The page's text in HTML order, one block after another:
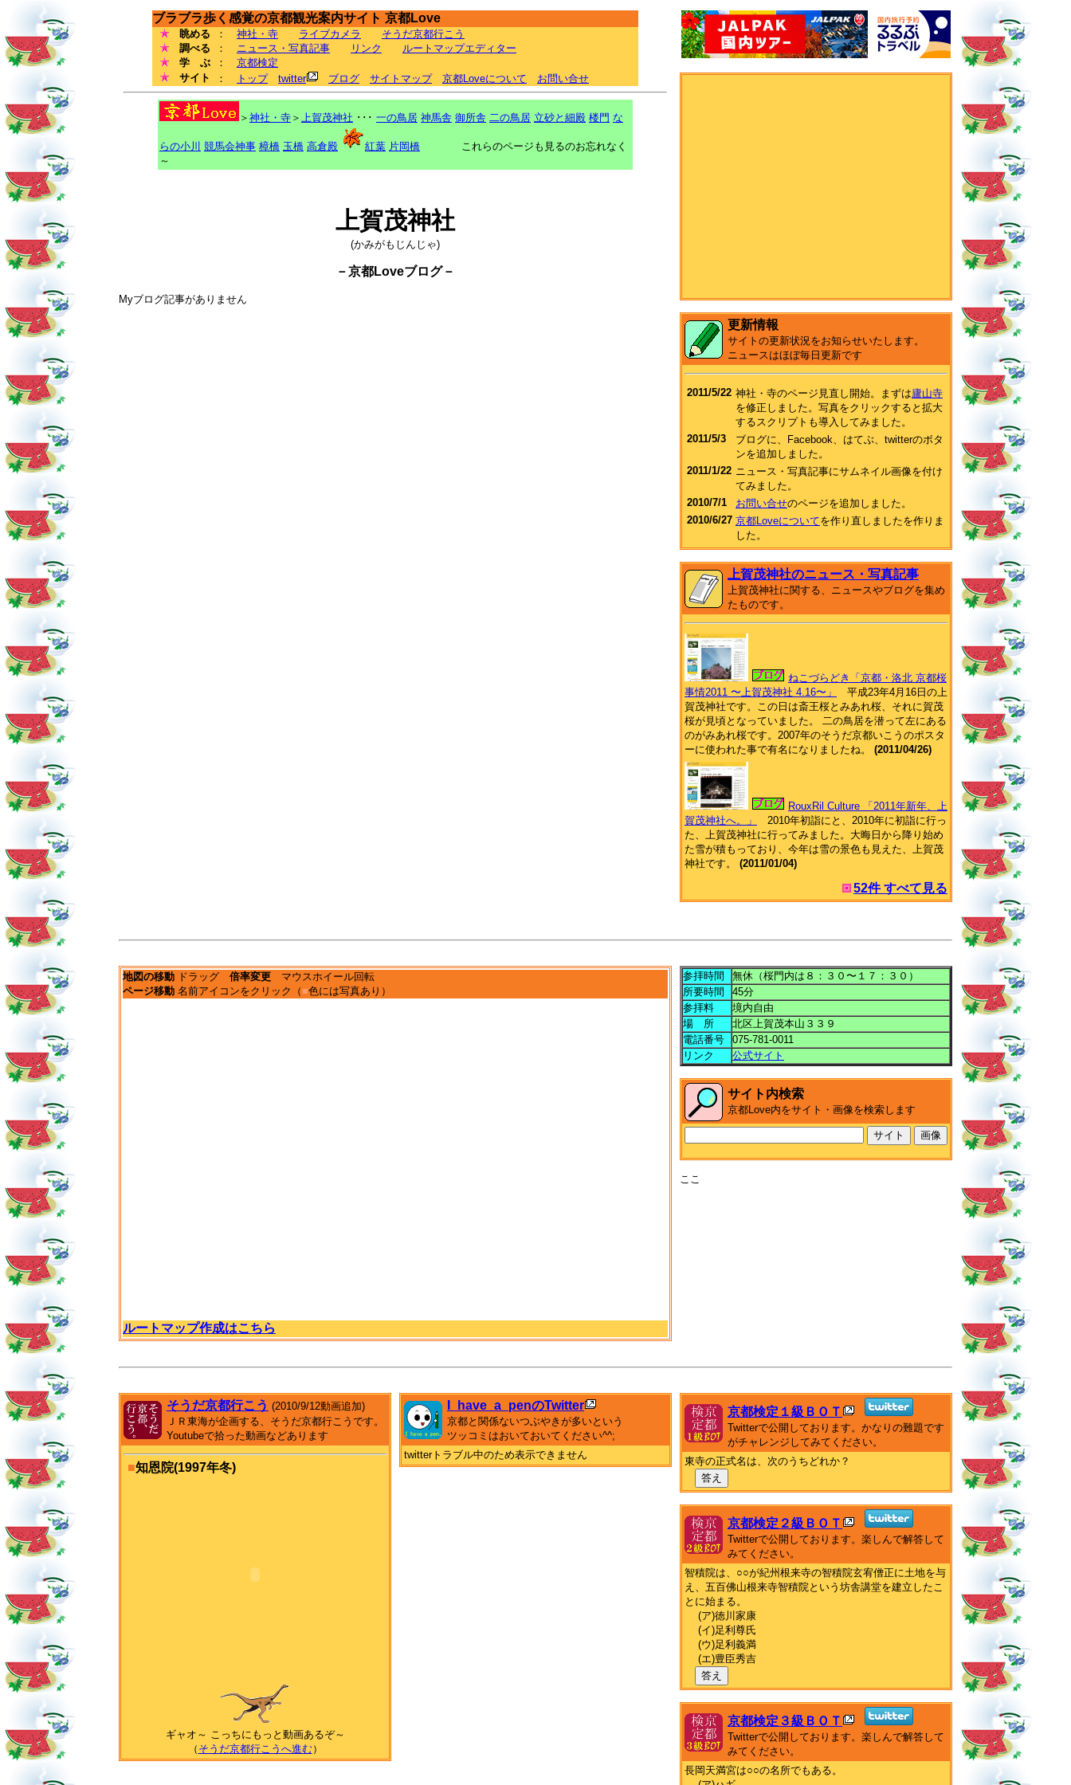
ブラブラ歩く感覚の京都観光案内サイト 京都Love
眺める ： 神社・寺 ライブカメラ
そうだ京都行こう
調べる
： ニュース・写真記事 リンク
ルートマップエディター
学 ぶ
： 京都検定
サイト
： トップ twitter ブログ サイトマップ 京都Loveについて お問い合せ
＞ 神社・寺 ＞ 上賀茂神社 ･･･ 一の鳥居 神馬舎 御所舎 二の鳥居 立砂と細殿 楼門 な
らの小川 競馬会神事 樟橋 玉橋 高倉殿 紅葉 片岡橋
これらのページも見るのお忘れなく
～
上賀茂神社
(かみがもじんじゃ)
－京都Loveブログ－
Myブログ記事がありません
更新情報
サイトの更新状況をお知らせいたします。
ニュースはほぼ毎日更新です
2011/5/22 神社・寺のページ見直し開始。まずは廬山寺
を修正しました。写真をクリックすると拡大
するスクリプトも導入してみました。
2011/5/3
ブログに、Facebook、はてぶ、twitterのボタ
ンを追加しました。
2011/1/22 ニュース・写真記事にサムネイル画像を付け
てみました。
2010/7/1
お問い合せのページを追加しました。
2010/6/27 京都Loveについてを作り直しましたを作りま
した。
上賀茂神社のニュース・写真記事
上賀茂神社に関する、ニュースやブログを集め
たものです。
ねこづらどき「京都・洛北 京都桜
事情2011 〜上賀茂神社 4.16〜」
平成23年4月16日の上
賀茂神社です。この日は斎王桜とみあれ桜、それに賀茂
桜が見頃となっていました。 二の鳥居を潜って左にある
のがみあれ桜です。2007年のそうだ京都いこうのポスタ
ーに使われた事で有名になりましたね。 (2011/04/26)
RouxRil Culture 「2011年新年、上
賀茂神社へ。」
2010年初詣にと、2010年に初詣に行っ
た、上賀茂神社に行ってみました。大晦日から降り始め
た雪が積もっており、今年は雪の景色も見えた、上賀茂
神社です。 (2011/01/04)
52件 すべて見る
地図の移動 ドラッグ 倍率変更 マウスホイール回転
ページ移動 名前アイコンをクリック（ ■色には写真あり）
ルートマップ作成はこちら
参拝時間
無休（桜門内は８：３０〜１７：３０）
所要時間
45分
参拝料
境内自由
場 所
北区上賀茂本山３３９
電話番号
075-781-0011
リンク
公式サイト
サイト内検索
京都Love内をサイト・画像を検索します
ここ
そうだ京都行こう (2010/9/12動画追加)
ＪＲ東海が企画する、そうだ京都行こうです。
Youtubeで拾った動画などあります
■知恩院(1997年冬)
ギャオ～ こっちにもっと動画あるぞ～
（ そうだ京都行こうへ進む）
I_have_a_penのTwitter
京都と関係ないつぶやきが多いという
ツッコミはおいておいてください^^;
twitterトラブル中のため表示できません
京都検定１級ＢＯＴ
Twitterで公開しております。かなりの難題です
がチャレンジしてみてください。
東寺の正式名は、次のうちどれか？
答え
京都検定２級ＢＯＴ
Twitterで公開しております。楽しんで解答して
みてください。
智積院は、○○が紀州根来寺の智積院玄宥僧正に土地を与
え、五百佛山根来寺智積院という坊舎講堂を建立したこ
とに始まる。
(ア)徳川家康
(イ)足利尊氏
(ウ)足利義満
(エ)豊臣秀吉
答え
京都検定３級ＢＯＴ
Twitterで公開しております。楽しんで解答して
みてください。
長岡天満宮は○○の名所でもある。